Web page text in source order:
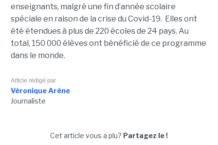
enseignants, malgré une fin d’année scolaire
spéciale en raison de la crise du Covid-19. Elles ont
été étendues à plus de 220 écoles de 24 pays. Au
total, 150 000 élèves ont bénéficié de ce programme
dans le monde.
Article rédigé par
Véronique Arène
Journaliste
Cet article vous a plu? Partagez le !